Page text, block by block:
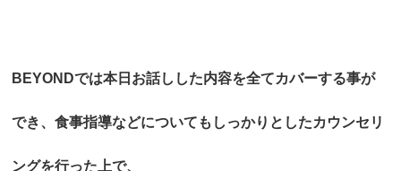
BEYONDでは本日お話しした内容を全てカバーする事が
でき、食事指導などについてもしっかりとしたカウンセリ
ングを行った上で、